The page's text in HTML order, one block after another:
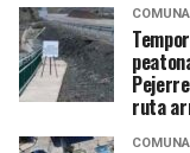
ruta